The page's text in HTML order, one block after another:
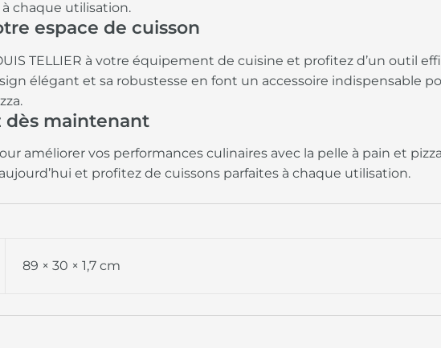
chaque utilisation.
espace de cuisson
TELLIER à votre équipement de cuisine et profitez d’un outil
élégant et sa robustesse en font un accessoire indispensable
dès maintenant
améliorer vos performances culinaires avec la pelle à pain et
et profitez de cuissons parfaites à chaque utilisation.
89 × 30 × 1,7 cm